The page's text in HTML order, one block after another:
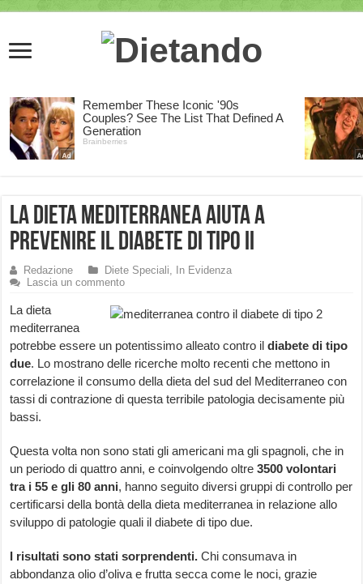
La dieta mediterranea aiuta a
prevenire il Diabete di tipo II
Redazione Diete Speciali,
In Evidenza
Lascia un commento
La dieta
mediterranea
potrebbe essere un potentissimo alleato contro ildiabete di tipo
due. Lo mostrano delle ricerche molto recenti che mettono in
correlazione il consumo della dieta del sud del Mediterraneo con
tassi di contrazione di questa terribile patologia decisamente più
bassi.
Questa volta non sono stati gli americani ma gli spagnoli, che in
un periodo di quattro anni, e coinvolgendo oltre3500 volontari
tra i 55 e gli 80 anni, hanno seguito diversi gruppi di controllo per
certificarsi della bontà della dieta mediterranea in relazione allo
sviluppo di patologie quali il diabete di tipo due.
I risultati sono stati sorprendenti. Chi consumava in
abbondanza olio d’oliva e frutta secca come le noci, grazie